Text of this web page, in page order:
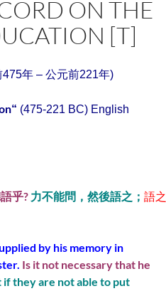
ON THE
[T]
475年 – 公元前221年)
“ (475-221 BC) English
乎? 力不能問，然後語之 ； 語之
by his memory in
Is it not necessary that he
if they are not able to put